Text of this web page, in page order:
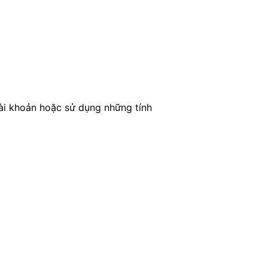
khoản hoặc sử dụng những tính